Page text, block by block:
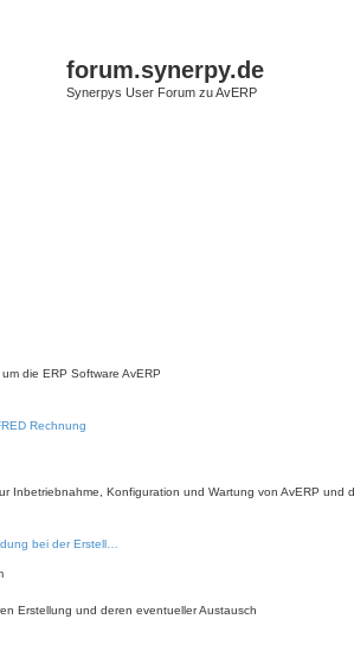
forum.synerpy.de
Synerpys User Forum zu AvERP
die ERP Software AvERP
Rechnung
Inbetriebnahme, Konfiguration und Wartung von AvERP und
bei der Erstell…
Erstellung und deren eventueller Austausch